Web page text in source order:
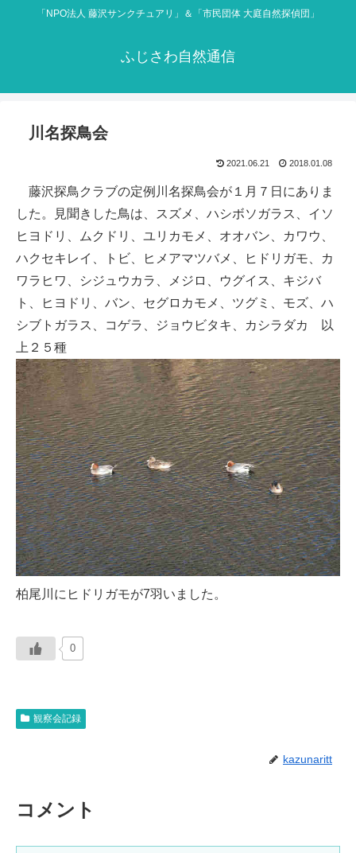
「NPO法人 藤沢サンクチュアリ」＆「市民団体 大庭自然探偵団」
ふじさわ自然通信
川名探鳥会
2021.06.21 2018.01.08
藤沢探鳥クラブの定例川名探鳥会が１月７日にありま
した。見聞きした鳥は、スズメ、ハシボソガラス、イソ
ヒヨドリ、ムクドリ、ユリカモメ、オオバン、カワウ、
ハクセキレイ、トビ、ヒメアマツバメ、ヒドリガモ、カ
ワラヒワ、シジュウカラ、メジロ、ウグイス、キジバ
ト、ヒヨドリ、バン、セグロカモメ、ツグミ、モズ、ハ
シブトガラス、コゲラ、ジョウビタキ、カシラダカ 以
上２５種
柏尾川にヒドリガモが7羽いました。
0
観察会記録
kazunaritt
コメント